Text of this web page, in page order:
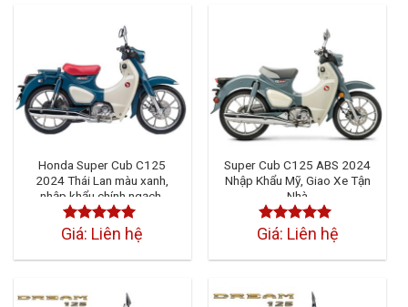
Honda Super Cub C125
2024 Thái Lan màu xanh,
nhập khẩu chính ngạch,
HSCT
Được xếp
sao
Giá: Liên hệ
Super Cub C125 ABS 2024
Nhập Khẩu Mỹ, Giao Xe Tận
Nhà
Được xếp
sao
Giá: Liên hệ